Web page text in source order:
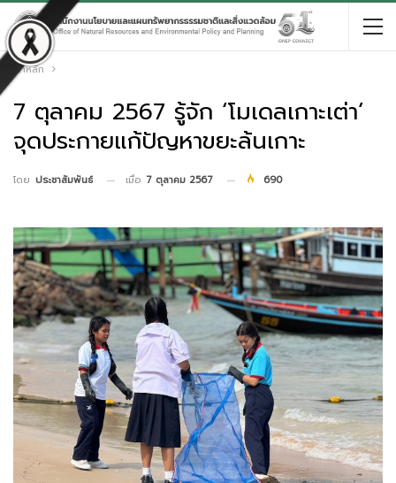
หน้าหลัก
7 ตุลาคม 2567 รู้จัก ‘โมเดลเกาะเต่า’
จุดประกายแก้ปัญหาขยะล้นเกาะ
โดย ประชาสัมพันธ์ เมื่อ 7 ตุลาคม 2567 690